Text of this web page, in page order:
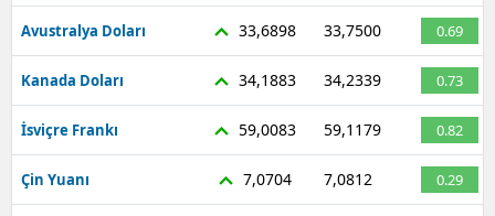
Avustralya Doları 33,6898 33,7500 0.69
Kanada Doları 34,1883 34,2339 0.73
İsviçre Frankı 59,0083 59,1179 0.82
Çin Yuanı 7,0704 7,0812 0.29